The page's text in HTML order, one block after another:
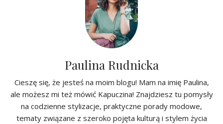
Paulina Rudnicka
Cieszę się, że jesteś na moim blogu! Mam na imię Paulina,
ale możesz mi też mówić Kapuczina! Znajdziesz tu pomysły
na codzienne stylizacje, praktyczne porady modowe,
tematy związane z szeroko pojęta kulturą i stylem życia